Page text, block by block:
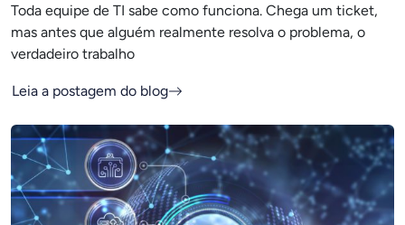
Toda equipe de TI sabe como funciona. Chega um ticket,
mas antes que alguém realmente resolva o problema, o
verdadeiro trabalho
Leia a postagem do blog